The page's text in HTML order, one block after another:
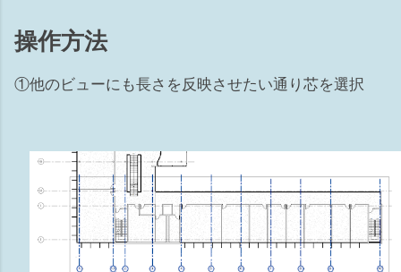
操作方法
①他のビューにも長さを反映させたい通り芯を選択